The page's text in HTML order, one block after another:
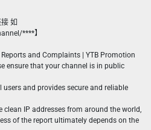
如
****】
and Complaints | YTB Promotion
ensure that your channel is in public
and provides secure and reliable
clean IP addresses from around the world,
of the report ultimately depends on the